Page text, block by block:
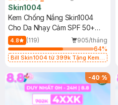
Skin1004
Kem Chống Nắng Skin1004
Cho Da Nhạy Cảm SPF 50+
50ml
4.8 (119)
905/tháng
64%
Bill Skin1004 từ 399k Tặng Kem
SPF 50+ 20ml (SL Có Hạn)
-40%